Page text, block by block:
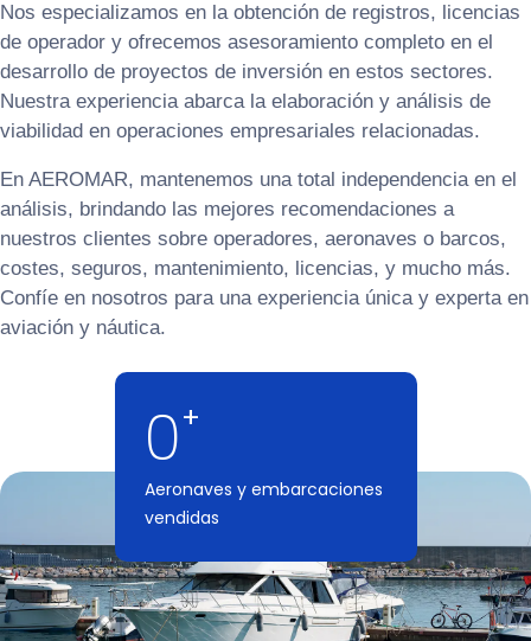
Nos especializamos en la obtención de registros, licencias
de operador y ofrecemos asesoramiento completo en el
desarrollo de proyectos de inversión en estos sectores.
Nuestra experiencia abarca la elaboración y análisis de
viabilidad en operaciones empresariales relacionadas.
En AEROMAR, mantenemos una total independencia en el
análisis, brindando las mejores recomendaciones a
nuestros clientes sobre operadores, aeronaves o barcos,
costes, seguros, mantenimiento, licencias, y mucho más.
Confíe en nosotros para una experiencia única y experta en
aviación y náutica.
0
Aeronaves y embarcaciones
vendidas